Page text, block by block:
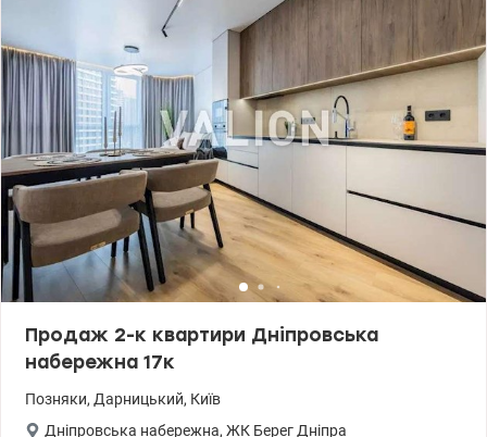
машинки, болер з Wi-Fi, кондиціонери в кожній кімнаті) і
сантехнікою, кухня укомплектована технікою Franke. При
продажу все залишається новим власникам. Прекрасний
панорамний вид на Дніпро, Печерську Лавру, Правий берег і на
місто з іншої сторони В квартирі нікто не проживав. Комплекс
закритого типу, в будинку цілодобова охорона, відеонагляд, на
первом поверсі місце для візочків, три ліфта Otis, будинок
підключений до генератора. Є можливість придбати два
суміжних паркомісця на 2-му поверсі 8-ми поверхового паркінгу,
розташованого на території ЖК Seven, оплачуються окремо.
Розвита інфраструктура, до м. вул. Осокорки 2 хвилини пішки,
громадський транспорт до м. Осокорки. Лівобережної, Позняки,
ТЦ Аркадія, RiverMall, школи, дитячі сади, зона для прогулянок і
відпочинку. Цена: 265000 у.о. Телефон: 0988328860, 0507684400
Оксана valion.ua/1091292
Продаж 2-к квартири Дніпровська
набережна 17к
Позняки, Дарницький, Київ
Дніпровська набережна, ЖК Берег Дніпра